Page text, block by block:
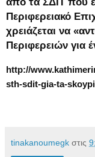
Περιφερειακό
χρειάζεται να
Περιφερειών για
http://
sth-sdit-gia-ta-
tinakanoumegk στις